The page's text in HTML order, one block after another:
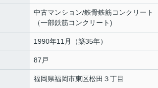
中古マンション/鉄骨鉄筋コンクリート
（一部鉄筋コンクリート)
1990年11月（築35年）
87戸
福岡県福岡市東区松田 ３丁目